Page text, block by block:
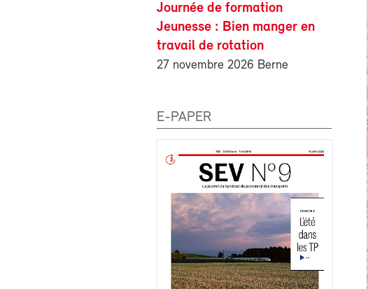
Journée de formation
Jeunesse : Bien manger en
travail de rotation
27 novembre 2026 Berne
E-PAPER